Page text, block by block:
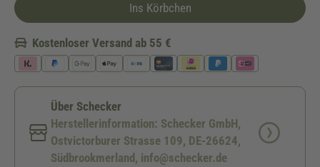
Ins Körbchen
Kostenloser Versand ab 55 €
Über Schecker
Herstellerinformation: Schecker GmbH,
Ostvictorburer Strasse 109, DE-26624,
Südbrookmerland, info@schecker.de